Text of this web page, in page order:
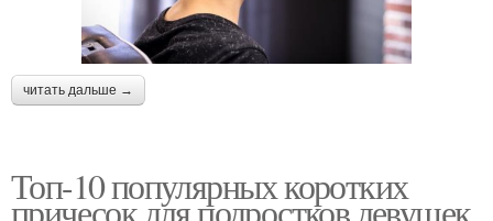
читать дальше →
Топ-10 популярных коротких
причесок для подростков девушек